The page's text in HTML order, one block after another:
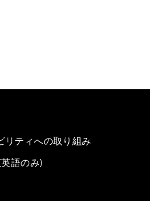
リティへの取り組み
語のみ)